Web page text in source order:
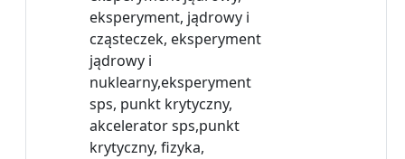
eksperyment, jądrowy i
cząsteczek, eksperyment
jądrowy i
nuklearny,eksperyment
sps, punkt krytyczny,
akcelerator sps,punkt
krytyczny, fizyka,